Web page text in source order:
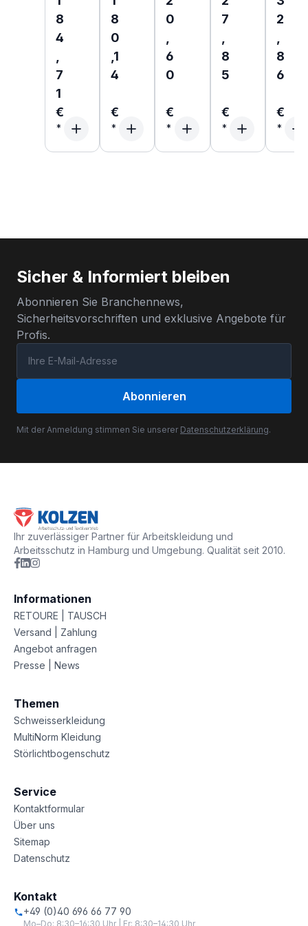
8
4
7
1
€
8
0
,1
4
€
0
6
0
€
7
8
5
€
2
8
6
€
Sicher & Informiert bleiben
Abonnieren Sie Branchennews,
Sicherheitsvorschriften und exklusive Angebote für
Profis.
Abonnieren
Mit der Anmeldung stimmen Sie unserer Datenschutzerklärung.
Ihr zuverlässiger Partner für Arbeitskleidung und
Arbeitsschutz in Hamburg und Umgebung. Qualität seit 2010.
Informationen
RETOURE | TAUSCH
Versand | Zahlung
Angebot anfragen
Presse | News
Themen
Schweisserkleidung
MultiNorm Kleidung
Störlichtbogenschutz
Service
Kontaktformular
Über uns
Sitemap
Datenschutz
Kontakt
+49 (0)40 696 66 77 90
Mo–Do: 8:30–16:30 Uhr | Fr: 8:30–14:30 Uhr